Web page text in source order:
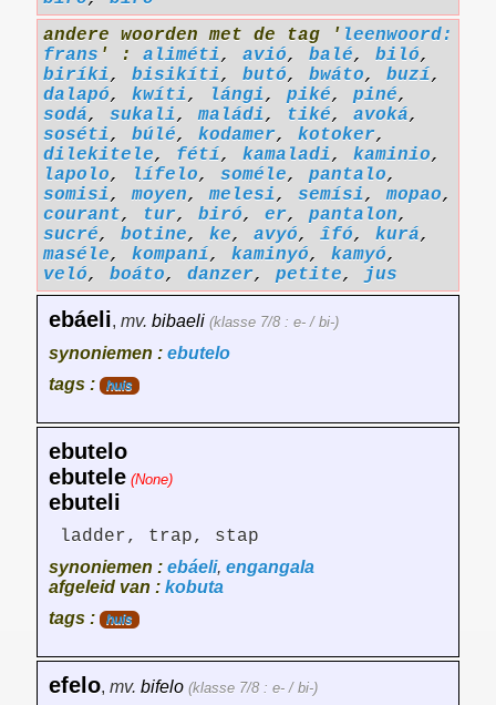
andere woorden met de tag ' leenwoord:
frans ' : aliméti, avió, balé, biló,
biríki, bisikíti, butó, bwáto, buzí,
dalapó, kwíti, lángi, piké, piné,
sodá, sukali,maládi, tiké, avoká,
soséti, búlé, kodamer, kotoker,
dilekitele, fétí, kamaladi, kaminio,
lapolo, lífelo, soméle, pantalo,
somisi,moyen,melesi, semísi,mopao,
courant, tur, biró, er, pantalon,
sucré, botine, ke, avyó, îfó, kurá,
maséle, kompaní, kaminyó, kamyó,
veló, boáto, danzer, petite, jus
ebáeli, mv. bibaeli (klasse 7/8 : e- / bi-)
synoniemen : ebutelo
tags :
huis
ebutelo
ebutele (None)
ebuteli
ladder, trap, stap
synoniemen : ebáeli, engangala
afgeleid van : kobuta
tags :
huis
efelo, mv. bifelo (klasse 7/8 : e- / bi-)